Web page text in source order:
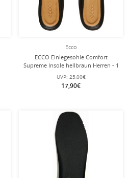
Ecco
ECCO Einlegesohle Comfort
Supreme Insole hellbraun Herren - 1
Paar (2 Stück)
UVP: 25,00€
17,90€